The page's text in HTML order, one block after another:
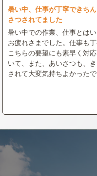
暑い中、仕事が丁寧できち
さつされてました
暑い中での作業、仕事とは
お疲れさまでした。仕事も丁
こちらの要望にも素早く対
いて、また、あいさつも、
されて大変気持ちよかったで